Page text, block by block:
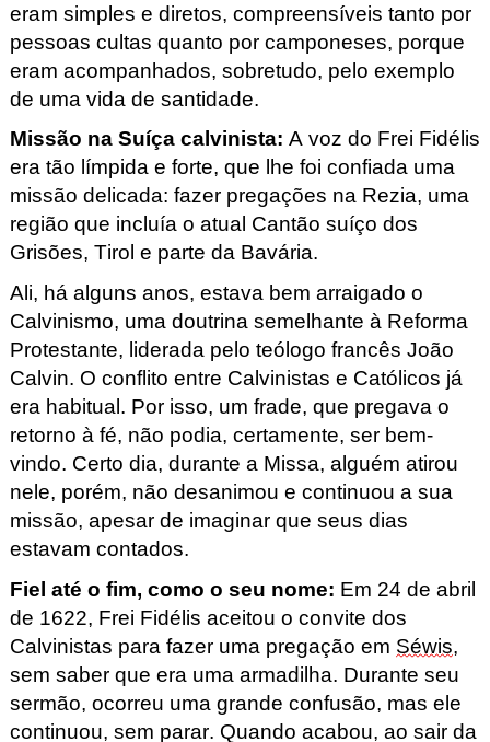
eram simples e diretos, compreensíveis tanto por
pessoas cultas quanto por camponeses, porque
eram acompanhados, sobretudo, pelo exemplo
de uma vida de santidade.
Missão na Suíça calvinista: A voz do Frei Fidélis
era tão límpida e forte, que lhe foi confiada uma
missão delicada: fazer pregações na Rezia, uma
região que incluía o atual Cantão suíço dos
Grisões, Tirol e parte da Bavária.
Ali, há alguns anos, estava bem arraigado o
Calvinismo, uma doutrina semelhante à Reforma
Protestante, liderada pelo teólogo francês João
Calvin. O conflito entre Calvinistas e Católicos já
era habitual. Por isso, um frade, que pregava o
retorno à fé, não podia, certamente, ser bem-
vindo. Certo dia, durante a Missa, alguém atirou
nele, porém, não desanimou e continuou a sua
missão, apesar de imaginar que seus dias
estavam contados.
Fiel até o fim, como o seu nome: Em 24 de abril
de 1622, Frei Fidélis aceitou o convite dos
Calvinistas para fazer uma pregação em Séwis,
sem saber que era uma armadilha. Durante seu
sermão, ocorreu uma grande confusão, mas ele
continuou, sem parar. Quando acabou, ao sair da